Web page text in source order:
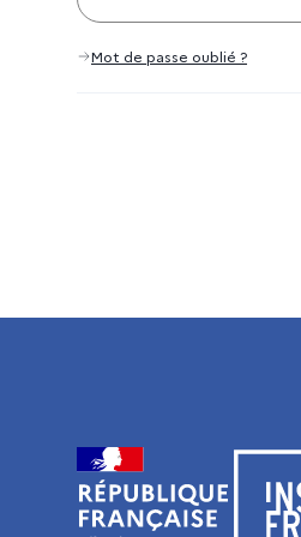
Mot de passe oublié ?
Visiter le